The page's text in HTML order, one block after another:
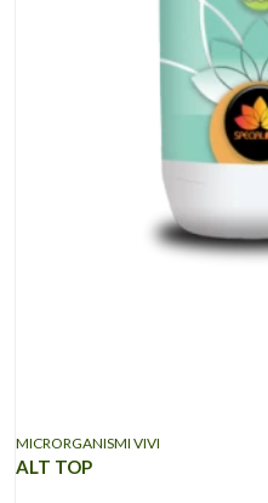
MICRORGANISMI VIVI
ALT TOP